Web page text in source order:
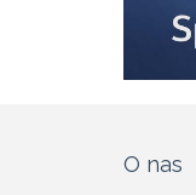
O nas